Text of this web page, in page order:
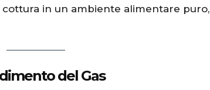
in un ambiente alimentare puro,
del Gas